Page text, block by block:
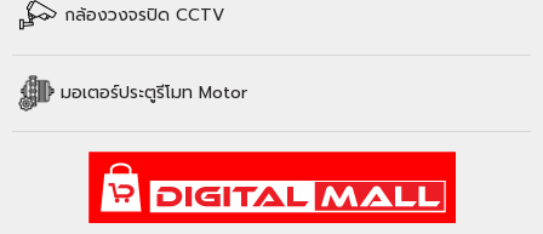
กล้องวงจรปิด CCTV
มอเตอร์ประตูรีโมท Motor